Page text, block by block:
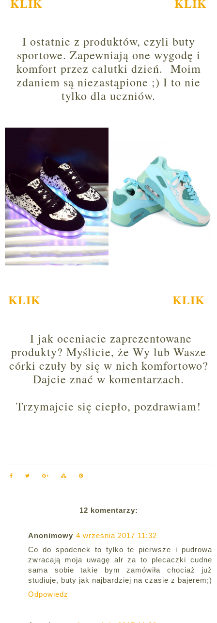
I ostatnie z produktów, czyli buty
sportowe. Zapewniają one wygodę i
komfort przez calutki dzień. Moim
zdaniem są niezastąpione ;) I to nie
tylko dla uczniów.
KLIK KLIK
I jak oceniacie zaprezentowane
produkty? Myślicie, że Wy lub Wasze
córki czuły by się w nich komfortowo?
Dajcie znać w komentarzach.
Trzymajcie się ciepło, pozdrawiam!
12 komentarzy:
Anonimowy 4 września 2017 11:32
Co do spodenek to tylko te pierwsze i pudrowa
zwracają moja uwagę alr za to plecaczki cudne
sama sobie takie bym zamówiła chociaż już
studiuje, buty jak najbardziej na czasie z bajerem;)
Odpowiedz